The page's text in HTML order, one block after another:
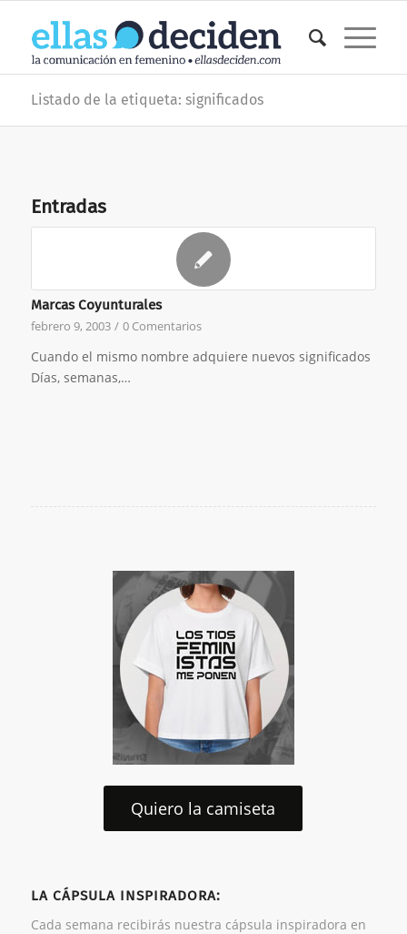
Listado de la etiqueta: significados
Entradas
Marcas Coyunturales
febrero 9, 2003 / 0 Comentarios
Cuando el mismo nombre adquiere nuevos significados
Días, semanas,…
Quiero la camiseta
LA CÁPSULA INSPIRADORA:
Cada semana recibirás nuestra cápsula inspiradora en